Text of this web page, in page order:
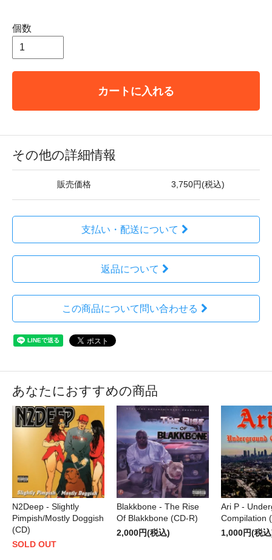
個数
カートに入れる
その他の詳細情報
販売価格 3,750円(税込)
支払い・配送について
返品について
この商品について問い合わせる
あなたにおすすめの商品
N2Deep - Slightly
Pimpish/Mostly Doggish
(CD)
SOLD OUT
Blakkbone - The Rise
Of Blakkbone (CD-R)
2,000円(税込)
Ari P -
Compilation
1,000円(税